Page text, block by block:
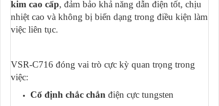
kim cao cấp, đảm bảo khả năng dẫn điện tốt, chịu
nhiệt cao và không bị biến dạng trong điều kiện làm
việc liên tục.
VSR-C716 đóng vai trò cực kỳ quan trọng trong
việc:
Cố định chắc chắn điện cực tungsten